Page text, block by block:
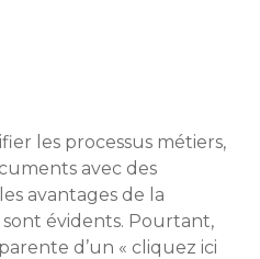
les processus métiers,
avec des
avantages de la
évidents. Pourtant,
d’un « cliquez ici